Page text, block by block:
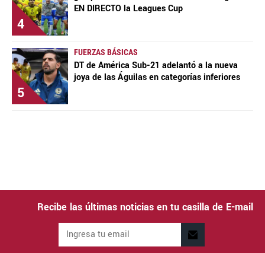
4
EN DIRECTO la Leagues Cup
5
FUERZAS BÁSICAS
DT de América Sub-21 adelantó a la nueva
joya de las Águilas en categorías inferiores
Recibe las últimas noticias en tu casilla de E-mail